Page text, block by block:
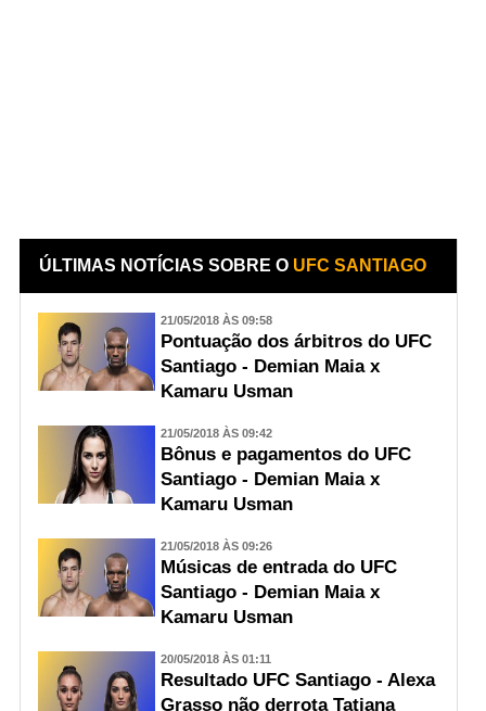
ÚLTIMAS NOTÍCIAS SOBRE O UFC SANTIAGO
21/05/2018 ÀS 09:58
Pontuação dos árbitros do UFC
Santiago - Demian Maia x
Kamaru Usman
21/05/2018 ÀS 09:42
Bônus e pagamentos do UFC
Santiago - Demian Maia x
Kamaru Usman
21/05/2018 ÀS 09:26
Músicas de entrada do UFC
Santiago - Demian Maia x
Kamaru Usman
20/05/2018 ÀS 01:11
Resultado UFC Santiago - Alexa
Grasso não derrota Tatiana